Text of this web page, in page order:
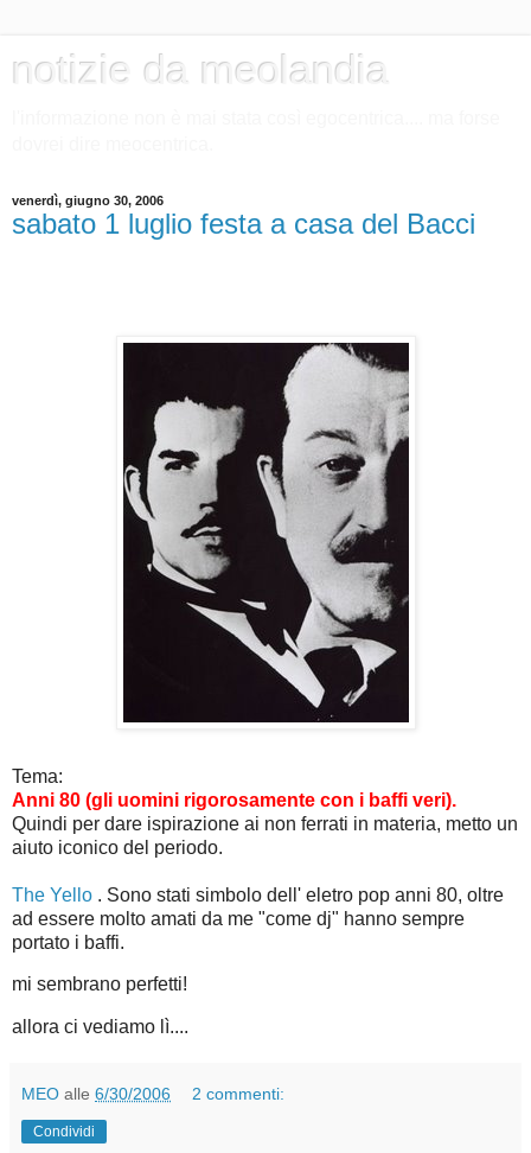
notizie da meolandia
venerdì, giugno 30, 2006
sabato 1 luglio festa a casa del Bacci
Tema:
Anni 80 (gli uomini rigorosamente con i baffi veri).
Quindi per dare ispirazione ai non ferrati in materia, metto un
aiuto iconico del periodo.
The Yello . Sono stati simbolo dell' eletro pop anni 80, oltre
ad essere molto amati da me "come dj" hanno sempre
portato i baffi.
mi sembrano perfetti!
allora ci vediamo lì....
MEO alle 6/30/2006 2 commenti:
Condividi